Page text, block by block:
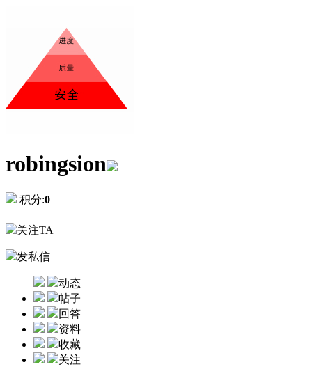
robingsion
积分:0
关注TA
发私信
动态
帖子
回答
资料
收藏
关注